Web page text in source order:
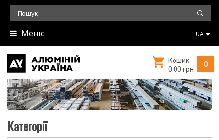
Меню UA
0
Кошик
0.00 грн
Категорії